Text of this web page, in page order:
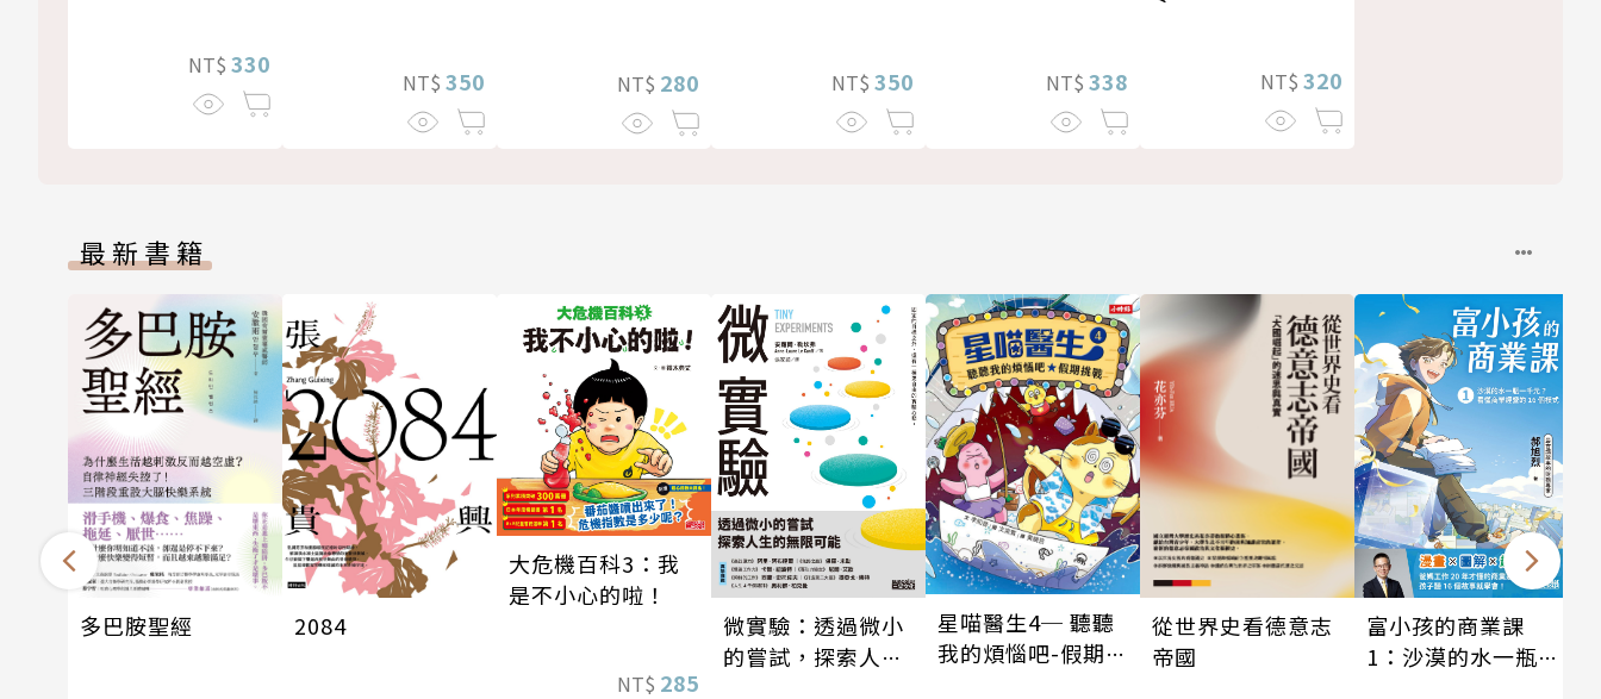
NT$ 330
NT$ 350 NT$ 280 NT$ 350 NT$ 338 NT$ 320
最新書籍
多巴胺聖經 2084
大危機百科3：我
是不小心的啦！
NT$ 285
微實驗：透過微小
的嘗試，探索人生
星喵醫生4─ 聽聽
我的煩惱吧-假期挑
從世界史看德意志
帝國
富小孩的商業課
1：沙漠的水一瓶